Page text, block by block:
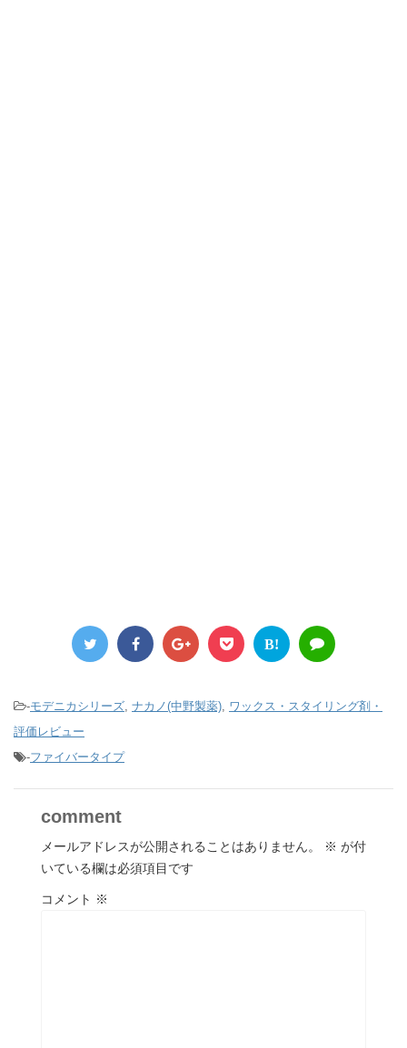
B!
-モデニカシリーズ ナカノ(中野製薬) ワックス・スタイリング剤・
評価レビュー
-ファイバータイプ
comment
メールアドレスが公開されることはありません。 ※ が付
いている欄は必須項目です
コメント ※